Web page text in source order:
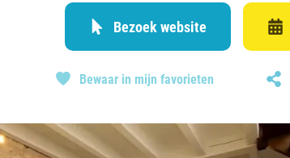
Nederland
Begië
Luxemburg
Frankrijk
Bezoek website
Bewaar in mijn favorieten